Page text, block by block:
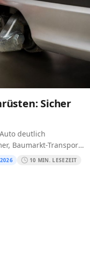
Sicher
deutlich
Baumarkt-Transport
für den Umzug.
10 MIN. LESEZEIT